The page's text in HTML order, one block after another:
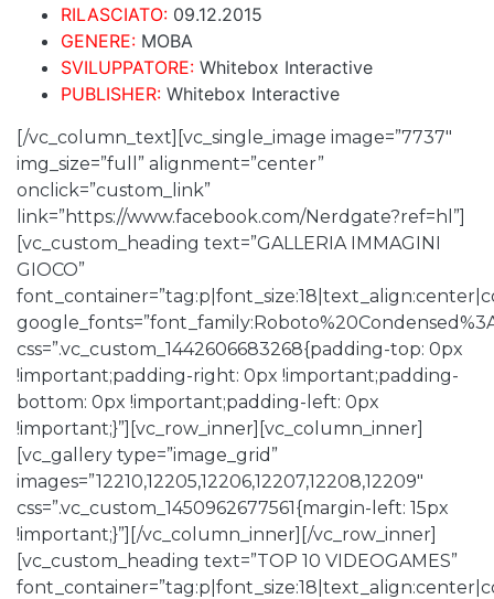
RILASCIATO: 09.12.2015
GENERE: MOBA
SVILUPPATORE: Whitebox Interactive
PUBLISHER: Whitebox Interactive
[/vc_column_text][vc_single_image image=”7737″
img_size=”full” alignment=”center”
onclick=”custom_link”
link=”https://www.facebook.com/Nerdgate?ref=hl”]
[vc_custom_heading text=”GALLERIA IMMAGINI
GIOCO”
css=”.vc_custom_1442606683268{padding-top: 0px
!important;padding-right: 0px !important;padding-
bottom: 0px !important;padding-left: 0px
!important;}”][vc_row_inner][vc_column_inner]
[vc_gallery type=”image_grid”
images=”12210,12205,12206,12207,12208,12209″
css=”.vc_custom_1450962677561{margin-left: 15px
!important;}”][/vc_column_inner][/vc_row_inner]
[vc_custom_heading text=”TOP 10 VIDEOGAMES”